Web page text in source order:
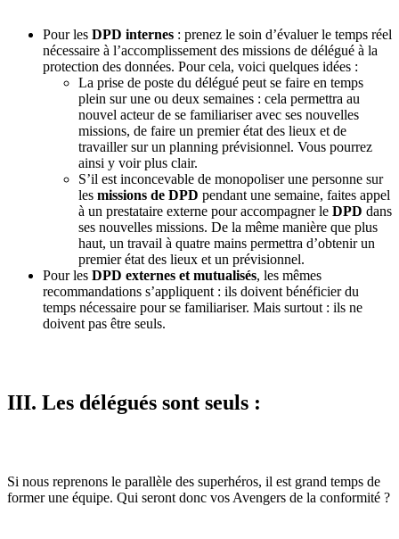
Pour les DPD internes : prenez le soin d’évaluer le temps réel
nécessaire à l’accomplissement des missions de délégué à la
protection des données. Pour cela, voici quelques idées :
La prise de poste du délégué peut se faire en temps
plein sur une ou deux semaines : cela permettra au
nouvel acteur de se familiariser avec ses nouvelles
missions, de faire un premier état des lieux et de
travailler sur un planning prévisionnel. Vous pourrez
ainsi y voir plus clair.
S’il est inconcevable de monopoliser une personne sur
les missions de DPD pendant une semaine, faites appel
à un prestataire externe pour accompagner le DPD dans
ses nouvelles missions. De la même manière que plus
haut, un travail à quatre mains permettra d’obtenir un
premier état des lieux et un prévisionnel.
Pour les DPD externes et mutualisés, les mêmes
recommandations s’appliquent : ils doivent bénéficier du
temps nécessaire pour se familiariser. Mais surtout : ils ne
doivent pas être seuls.
III. Les délégués sont seuls :
Si nous reprenons le parallèle des superhéros, il est grand temps de
former une équipe. Qui seront donc vos Avengers de la conformité ?